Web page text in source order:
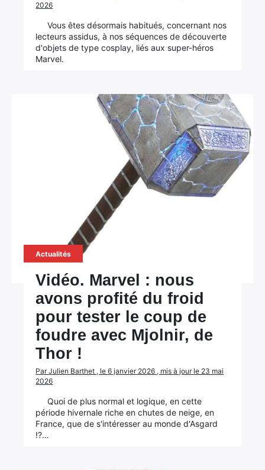
2026
Vous êtes désormais habitués, concernant nos
lecteurs assidus, à nos séquences de découverte
d'objets de type cosplay, liés aux super-héros
Marvel.
Actualités
Vidéo. Marvel : nous
avons profité du froid
pour tester le coup de
foudre avec Mjolnir, de
Thor !
Par Julien Barthet , le 6 janvier 2026 , mis à jour le 23 mai
2026
Quoi de plus normal et logique, en cette
période hivernale riche en chutes de neige, en
France, que de s'intéresser au monde d'Asgard
!?…